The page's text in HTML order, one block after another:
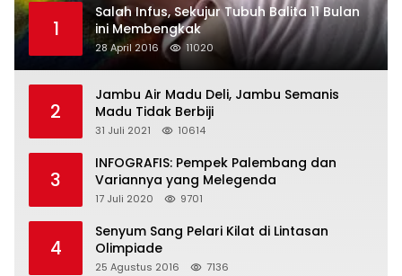
1
Salah Infus, Sekujur Tubuh Balita 11 Bulan
ini Membengkak
28 April 2016 11020
2
Jambu Air Madu Deli, Jambu Semanis
Madu Tidak Berbiji
31 Juli 2021 10614
3
INFOGRAFIS: Pempek Palembang dan
Variannya yang Melegenda
17 Juli 2020 9701
4
Senyum Sang Pelari Kilat di Lintasan
Olimpiade
25 Agustus 2016 7136